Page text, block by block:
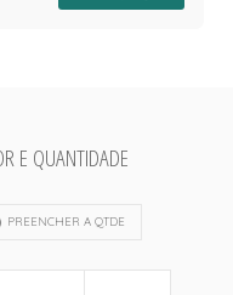
E QUANTIDADE
PREENCHER A QTDE